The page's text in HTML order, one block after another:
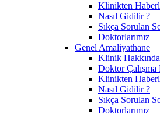
Klinikten
Nasıl Gidilir ?
Sıkça Sorulan
Doktorlarımız
Genel Amaliyathane
Klinik Hakkında
Doktor Çalışma
Klinikten
Nasıl Gidilir ?
Sıkça Sorulan
Doktorlarımız